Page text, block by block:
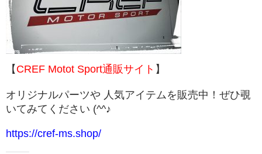
【 CREF Motot Sport通販サイト 】
オリジナルパーツや 人気アイテムを販売中！ぜひ覗
いてみてください (^^♪
https://cref-ms.shop/